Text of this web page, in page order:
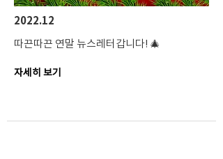
2022.12
따끈따끈 연말 뉴스레터갑니다! 🎄
자세히 보기